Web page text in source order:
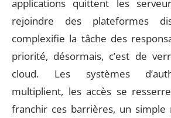
applications quittent les
rejoindre des plateformes
complexifie la tâche des
priorité, désormais, c’est de
cloud. Les systèmes
multiplient, les accès se
franchir ces barrières, un simple